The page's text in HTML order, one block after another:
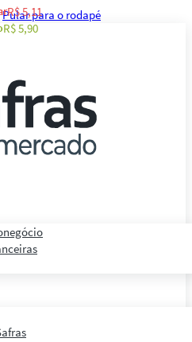
Pular para o rodapé
R$ 5,11
R$ 5,90